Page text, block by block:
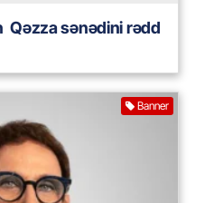
Qəzza sənədini rədd
Banner